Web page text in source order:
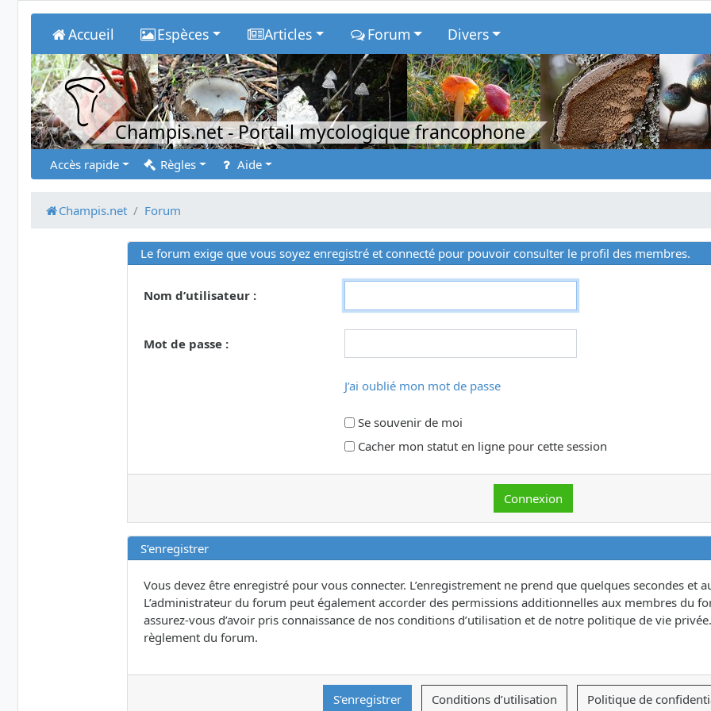
Accueil Espèces Articles Forum Divers
Champis.net- Portail mycologique francophone
Accès rapide Règles Aide
Champis.net Forum
Le forum exige que vous soyez enregistré et connecté pour pouvoir consulter le profil des membres.
Nom d’utilisateur :
Mot de passe :
J’ai oublié mon mot de passe
Se souvenir de moi
Cacher mon statut en ligne pour cette session
S’enregistrer
Vous devez être enregistré pour vous connecter. L’enregistrement ne prend que quelques secondes et
L’administrateur du forum peut également accorder des permissions additionnelles aux membres du
assurez-vous d’avoir pris connaissance de nos conditions d’utilisation et de notre politique de vie
règlement du forum.
S’enregistrer Conditions d’utilisation Politique de